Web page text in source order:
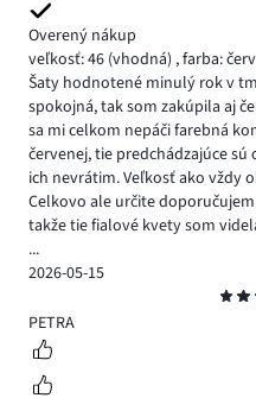
Overený nákup
veľkosť: 46 (vhodná) ,farba:
Šaty hodnotené minulý rok v
spokojná, tak som zakúpila aj
sa mi celkom nepáči farebná
červenej, tie predchádzajúce
ich nevrátim. Veľkosť ako vždy
Celkovo ale určite
takže tie fialové kvety som
...
2026-05-15
5
PETRA